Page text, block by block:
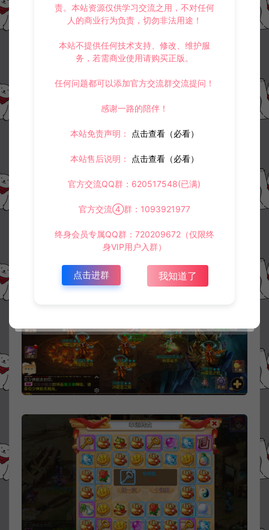
责。本站资源仅供学习交流之用，不对任何
人的商业行为负责，切勿非法用途！
本站不提供任何技术支持、修改、维护服
务，若需商业使用请购买正版。
任何问题都可以添加官方交流群交流提问！
感谢一路的陪伴！
本站免责声明： 点击查看（必看）
本站售后说明： 点击查看（必看）
官方交流QQ群：620517548(已满)
官方交流④群：1093921977
终身会员专属QQ群：720209672（仅限终
身VIP用户入群）
点击进群 我知道了